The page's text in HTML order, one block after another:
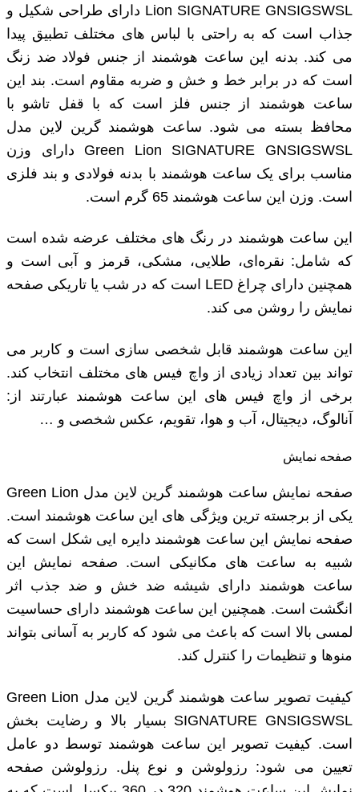
Lion SIGNATURE GNSIGSWSL دارای طراحی شکیل و
جذاب است که به راحتی با لباس ‌های مختلف تطبیق پیدا
می ‌کند. بدنه این ساعت هوشمند از جنس فولاد ضد زنگ
است که در برابر خط و خش و ضربه مقاوم است. بند این
ساعت هوشمند از جنس فلز است که با قفل تاشو با
محافظ بسته می ‌شود. ساعت هوشمند گرین لاین مدل
Green Lion SIGNATURE GNSIGSWSL دارای وزن
مناسب برای یک ساعت هوشمند با بدنه فولادی و بند فلزی
است. وزن این ساعت هوشمند 65 گرم است.
این ساعت هوشمند در رنگ‌ های مختلف عرضه شده است
که شامل: نقره‌ای، طلایی، مشکی، قرمز و آبی است و
همچنین دارای چراغ LED است که در شب یا تاریکی صفحه
نمایش را روشن می‌ کند.
این ساعت هوشمند قابل شخصی ‌سازی است و کاربر می
‌تواند بین تعداد زیادی از واچ فیس‌ های مختلف انتخاب کند.
برخی از واچ فیس‌ های این ساعت هوشمند عبارتند از:
آنالوگ، دیجیتال، آب و هوا، تقویم، عکس شخصی و …
صفحه نمایش
صفحه نمایش ساعت هوشمند گرین لاین مدل Green Lion
یکی از برجسته ‌ترین ویژگی‌ های این ساعت هوشمند است.
صفحه نمایش این ساعت هوشمند دایره ایی شکل است که
شبیه به ساعت‌ های مکانیکی است. صفحه نمایش این
ساعت هوشمند دارای شیشه ضد خش و ضد جذب اثر
انگشت است. همچنین این ساعت هوشمند دارای حساسیت
لمسی بالا است که باعث می‌ شود که کاربر به آسانی بتواند
منوها و تنظیمات را کنترل کند.
کیفیت تصویر ساعت هوشمند گرین لاین مدل Green Lion
SIGNATURE GNSIGSWSL بسیار بالا و رضایت ‌بخش
است. کیفیت تصویر این ساعت هوشمند توسط دو عامل
تعیین می‌ شود: رزولوشن و نوع پنل. رزولوشن صفحه